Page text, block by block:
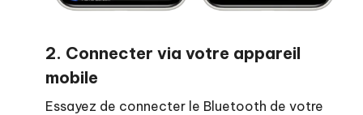
2. Connecter via votre appareil
mobile
Essayez de connecter le Bluetooth de votre